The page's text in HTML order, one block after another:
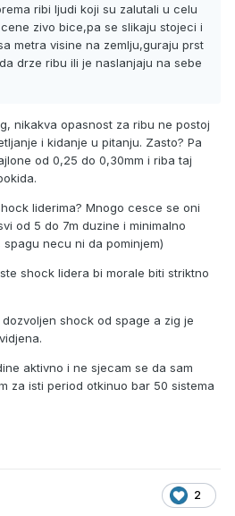
ribi ljudi koji su zalutali u celu
zivo bice,pa se slikaju stojeci i
metra visine na zemlju,guraju prst
drze ribu ili je naslanjaju na sebe
nikakva opasnost za ribu ne postoj
i kidanje u pitanju. Zasto? Pa
od 0,25 do 0,30mm i riba taj
liderima? Mnogo cesce se oni
od 5 do 7m duzine i minimalno
necu ni da pominjem)
shock lidera bi morale biti striktno
shock od spage a zig je
aktivno i ne sjecam se da sam
za isti period otkinuo bar 50 sistema
2